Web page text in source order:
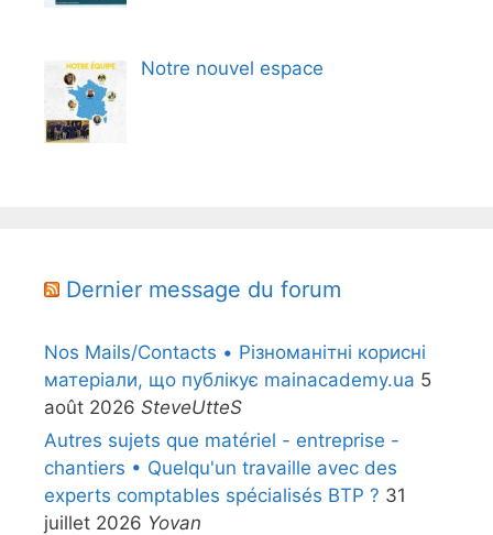
Notre nouvel espace
Dernier message du forum
Nos Mails/Contacts • Різноманітні корисні
матеріали, що публікує mainacademy.ua 5
août 2026 SteveUtteS
Autres sujets que matériel - entreprise -
chantiers • Quelqu'un travaille avec des
experts comptables spécialisés BTP ? 31
juillet 2026 Yovan